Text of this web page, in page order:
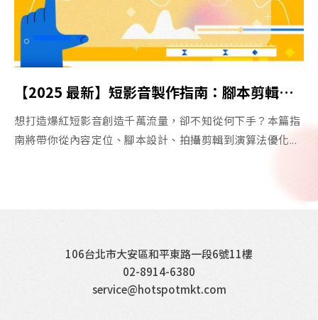
【2025 最新】短影音製作指南：腳本剪輯、主題靈感、行銷案例分享
想打造爆紅短影音創造千萬流量，卻不知從何下手？本篇指
南將帶你從內容定位、腳本設計、拍攝剪輯到演算法優化...
106台北市大安區和平東路一段6號11樓
02-8914-6380
service@hotspotmkt.com